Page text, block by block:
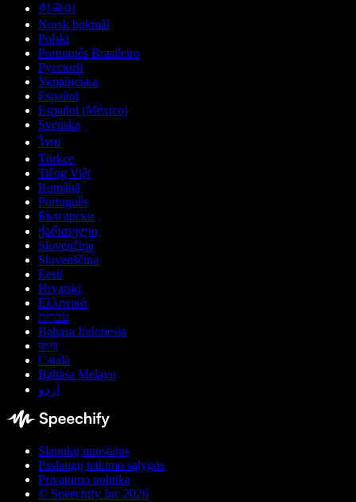
한국어
Norsk bokmål
Polski
Português Brasileiro
Русский
Українська
Español
Español (México)
Svenska
ไทย
Türkçe
Tiếng Việt
Română
Português
Български
ქართული
Slovenčina
Slovenščina
Eesti
Hrvatski
Ελληνικά
עברית
Bahasa Indonesia
বাংলা
Català
Bahasa Melayu
اردو
Slapukų nuostatos
Paslaugų teikimo sąlygos
Privatumo politika
© Speechify Inc 2026